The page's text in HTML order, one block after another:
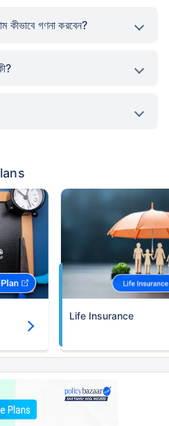
কীভাবে গণনা করবেন?
Life Insurance